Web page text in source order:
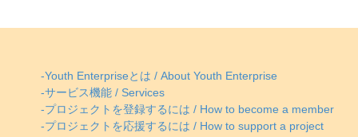
-Youth Enterpriseとは / About Youth Enterprise
-サービス機能 / Services
-プロジェクトを登録するには / How to become a member
-プロジェクトを応援するには / How to support a project